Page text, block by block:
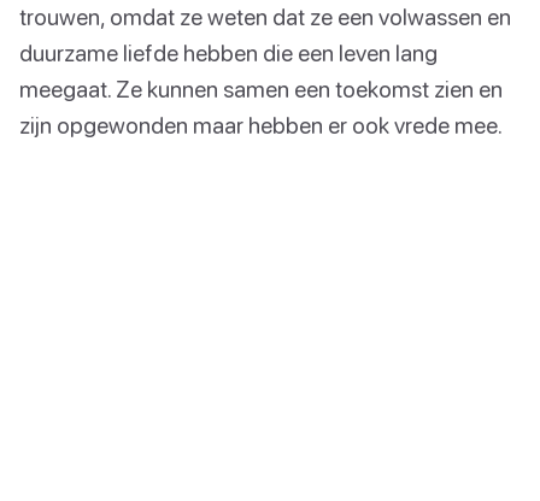
trouwen, omdat ze weten dat ze een volwassen en
duurzame liefde hebben die een leven lang
meegaat. Ze kunnen samen een toekomst zien en
zijn opgewonden maar hebben er ook vrede mee.